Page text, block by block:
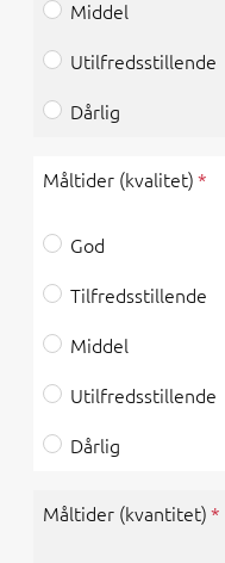
Middel
Utilfredsstillende
Dårlig
Måltider (kvalitet)
God
Tilfredsstillende
Middel
Utilfredsstillende
Dårlig
Måltider (kvantitet)